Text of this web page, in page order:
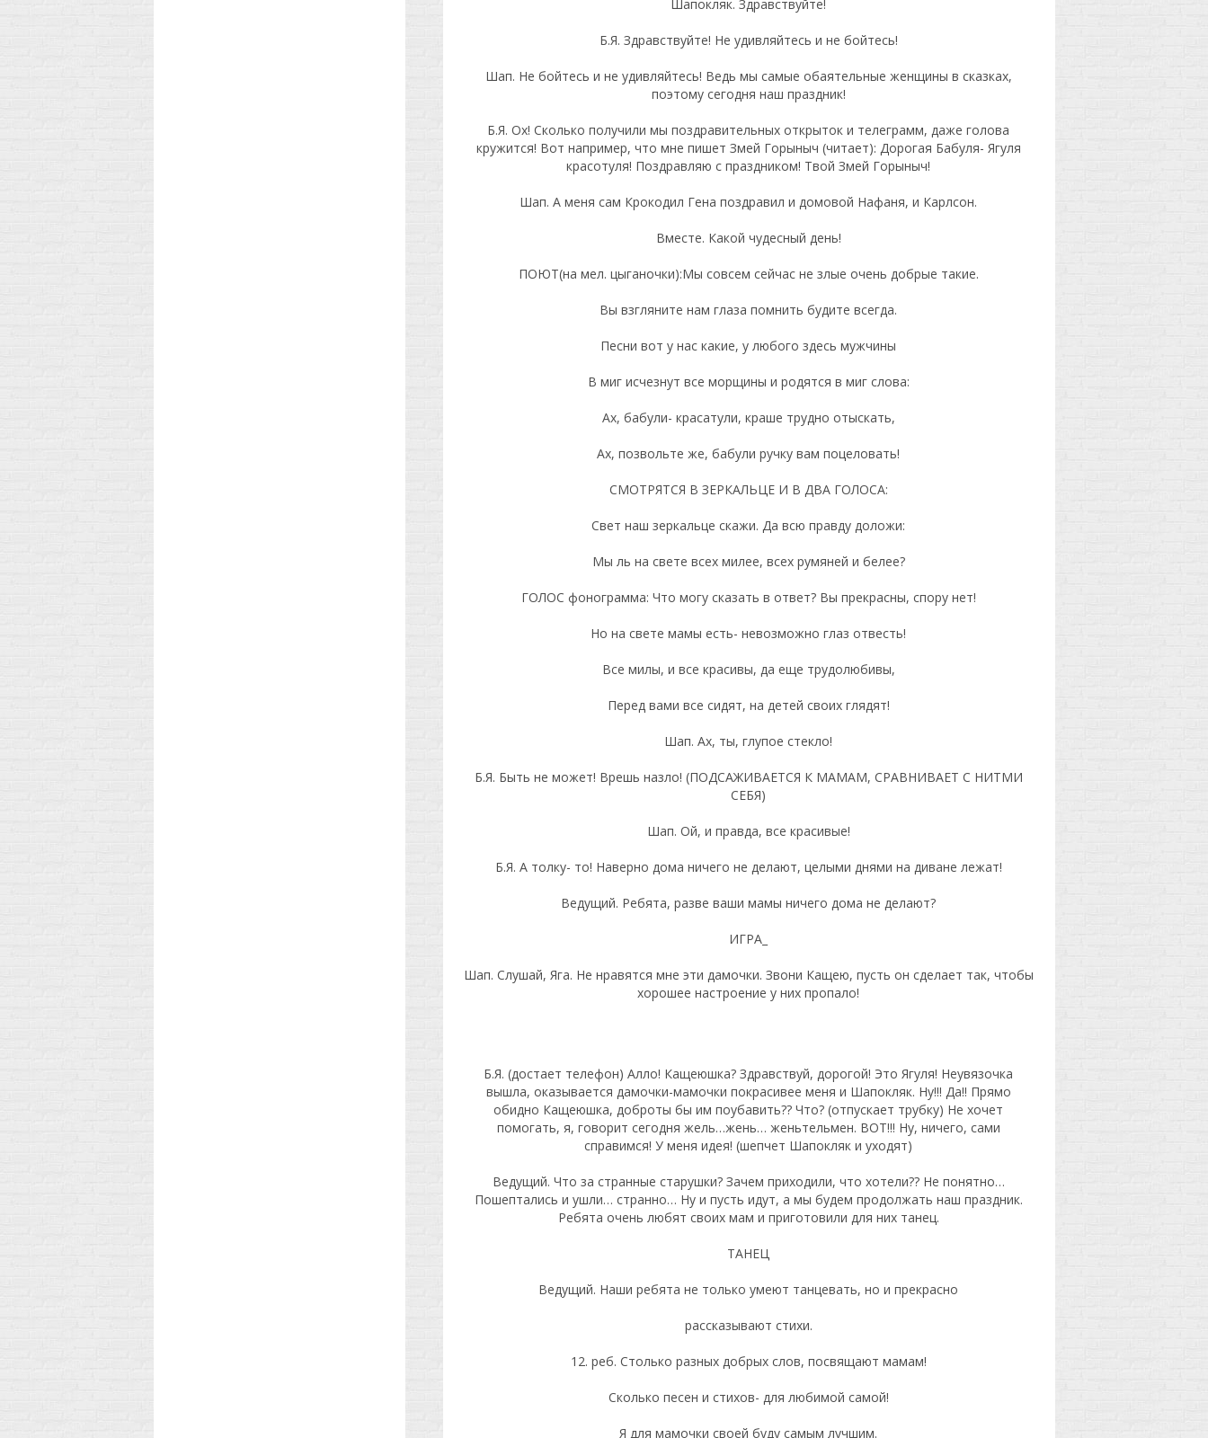
Шапокляк. Здравствуйте!
Б.Я. Здравствуйте! Не удивляйтесь и не бойтесь!
Шап. Не бойтесь и не удивляйтесь! Ведь мы самые обаятельные женщины в сказках,
поэтому сегодня наш праздник!
Б.Я. Ох! Сколько получили мы поздравительных открыток и телеграмм, даже голова
кружится! Вот например, что мне пишет Змей Горыныч (читает): Дорогая Бабуля- Ягуля
красотуля! Поздравляю с праздником! Твой Змей Горыныч!
Шап. А меня сам Крокодил Гена поздравил и домовой Нафаня, и Карлсон.
Вместе. Какой чудесный день!
ПОЮТ(на мел. цыганочки):Мы совсем сейчас не злые очень добрые такие.
Вы взгляните нам глаза помнить будите всегда.
Песни вот у нас какие, у любого здесь мужчины
В миг исчезнут все морщины и родятся в миг слова:
Ах, бабули- красатули, краше трудно отыскать,
Ах, позвольте же, бабули ручку вам поцеловать!
СМОТРЯТСЯ В ЗЕРКАЛЬЦЕ И В ДВА ГОЛОСА:
Свет наш зеркальце скажи. Да всю правду доложи:
Мы ль на свете всех милее, всех румяней и белее?
ГОЛОС фонограмма: Что могу сказать в ответ? Вы прекрасны, спору нет!
Но на свете мамы есть- невозможно глаз отвесть!
Все милы, и все красивы, да еще трудолюбивы,
Перед вами все сидят, на детей своих глядят!
Шап. Ах, ты, глупое стекло!
Б.Я. Быть не может! Врешь назло! (ПОДСАЖИВАЕТСЯ К МАМАМ, СРАВНИВАЕТ С НИТМИ
СЕБЯ)
Шап. Ой, и правда, все красивые!
Б.Я. А толку- то! Наверно дома ничего не делают, целыми днями на диване лежат!
Ведущий. Ребята, разве ваши мамы ничего дома не делают?
ИГРА_
Шап. Слушай, Яга. Не нравятся мне эти дамочки. Звони Кащею, пусть он сделает так, чтобы
хорошее настроение у них пропало!
Б.Я. (достает телефон) Алло! Кащеюшка? Здравствуй, дорогой! Это Ягуля! Неувязочка
вышла, оказывается дамочки-мамочки покрасивее меня и Шапокляк. Ну!!! Да!! Прямо
обидно Кащеюшка, доброты бы им поубавить?? Что? (отпускает трубку) Не хочет
помогать, я, говорит сегодня жель…жень… женьтельмен. ВОТ!!! Ну, ничего, сами
справимся! У меня идея! (шепчет Шапокляк и уходят)
Ведущий. Что за странные старушки? Зачем приходили, что хотели?? Не понятно…
Пошептались и ушли… странно… Ну и пусть идут, а мы будем продолжать наш праздник.
Ребята очень любят своих мам и приготовили для них танец.
ТАНЕЦ
Ведущий. Наши ребята не только умеют танцевать, но и прекрасно
рассказывают стихи.
12. реб. Столько разных добрых слов, посвящают мамам!
Сколько песен и стихов- для любимой самой!
Я для мамочки своей буду самым лучшим.